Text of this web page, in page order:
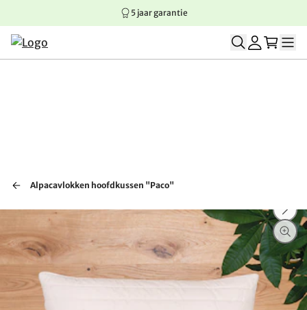
Springen naar hoofdinhoud
Springen naar hoofdnavigatie
Springen naar voettekst
5 jaar garantie
Alpacavlokken hoofdkussen "Paco"